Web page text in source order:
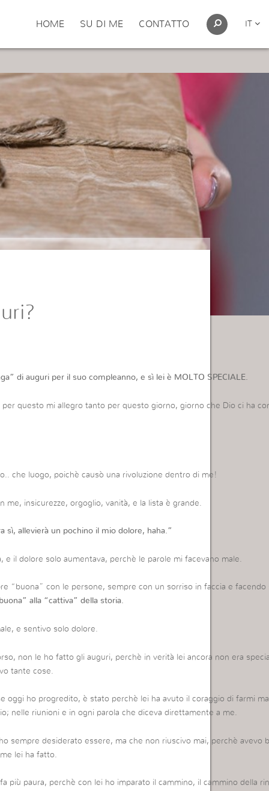
HOME SU DI ME CONTATTO IT
di auguri per il suo compleanno, e sì lei è MOLTO SPECIALE.
per questo mi allegro tanto per questo giorno, giorno che Dio ci ha
che luogo, poichè causò una rivoluzione dentro di me!
insicurezze, orgoglio, vanità, e la lista è grande.
sì, allevierà un pochino il mio dolore, haha.”
il dolore solo aumentava, perchè le parole mi facevano male.
“buona” con le persone, sempre con un sorriso in faccia e facendo
alla “cattiva” della storia.
e sentivo solo dolore.
non le ho fatto gli auguri, perchè in verità lei ancora non era
tante cose.
oggi ho progredito, è stato perchè lei ha avuto il coraggio di farmi
nelle riunioni e in ogni parola che diceva direttamente a me.
sempre desiderato essere, ma che non riuscivo mai, perchè avevo
lei ha fatto.
più paura, perchè con lei ho imparato il cammino, il cammino della